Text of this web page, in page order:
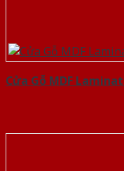
Cửa Gỗ MDF